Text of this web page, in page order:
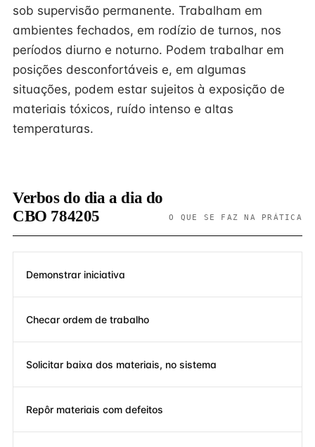
sob supervisão permanente. Trabalham em
ambientes fechados, em rodízio de turnos, nos
períodos diurno e noturno. Podem trabalhar em
posições desconfortáveis e, em algumas
situações, podem estar sujeitos à exposição de
materiais tóxicos, ruído intenso e altas
temperaturas.
Verbos do dia a dia do
CBO 784205
O QUE SE FAZ NA PRÁTICA
Demonstrar iniciativa
Checar ordem de trabalho
Solicitar baixa dos materiais, no sistema
Repôr materiais com defeitos